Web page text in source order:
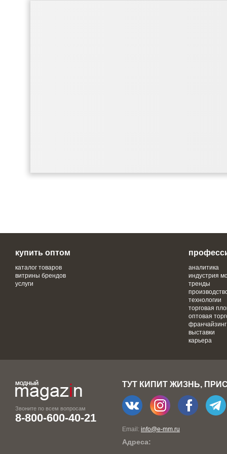
купить оптом
каталог товаров
витрины брендов
услуги
аналитика
индустрия
тренды
технологии
торговая
оптовая
франчайзинг
выставки
карьера
Звоните по всем вопросам
8-800-600-40-21
ТУТ КИПИТ ЖИЗНЬ,
Email: info@e-mm.ru
Адреса: